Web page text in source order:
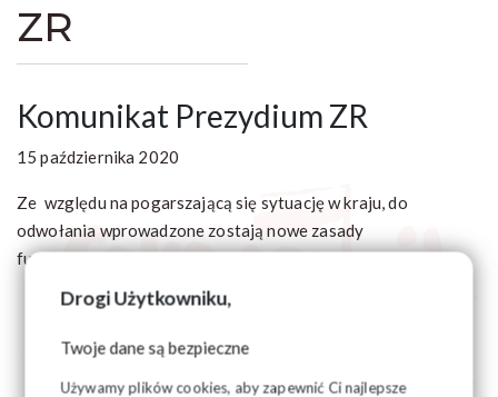
Drogi Użytkowniku,
Twoje dane są bezpieczne
Używamy plików cookies, aby zapewnić Ci najlepsze
ZR
Komunikat Prezydium ZR
15 października 2020
Ze względu na pogarszającą się sytuację w kraju, do
odwołania wprowadzone zostają nowe zasady
funkcjonowania biura Zarządu Regionu.